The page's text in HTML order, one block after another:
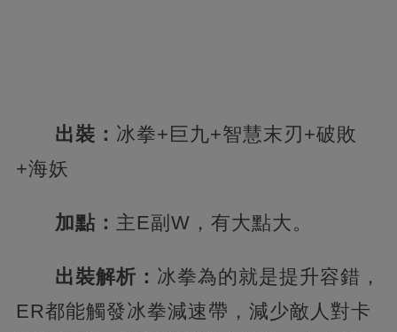
出裝： 冰拳+巨九+智慧末刃+破敗
+海妖
加點： 主E副W，有大點大。
出裝解析： 冰拳為的就是提升容錯，
ER都能觸發冰拳減速帶，減少敵人對卡